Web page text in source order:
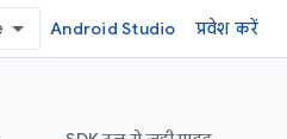
Android Studio प्रवेश करें